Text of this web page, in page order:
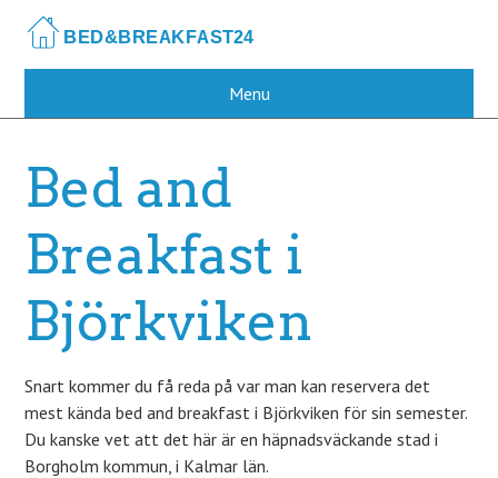
main
Menu
Bed and
Breakfast i
Björkviken
Snart kommer du få reda på var man kan reservera det
mest kända bed and breakfast i Björkviken för sin semester.
Du kanske vet att det här är en häpnadsväckande stad i
Borgholm kommun, i Kalmar län.